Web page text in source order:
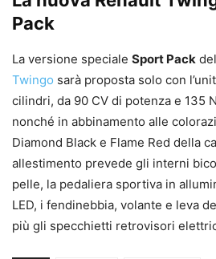
Pack
La versione speciale Sport Pack
Twingo sarà proposta solo con
cilindri, da 90 CV di potenza e 135
nonché in abbinamento alle
Diamond Black e Flame Red della
allestimento prevede gli interni
pelle, la pedaliera sportiva in
LED, i fendinebbia, volante e leva
più gli specchietti retrovisori